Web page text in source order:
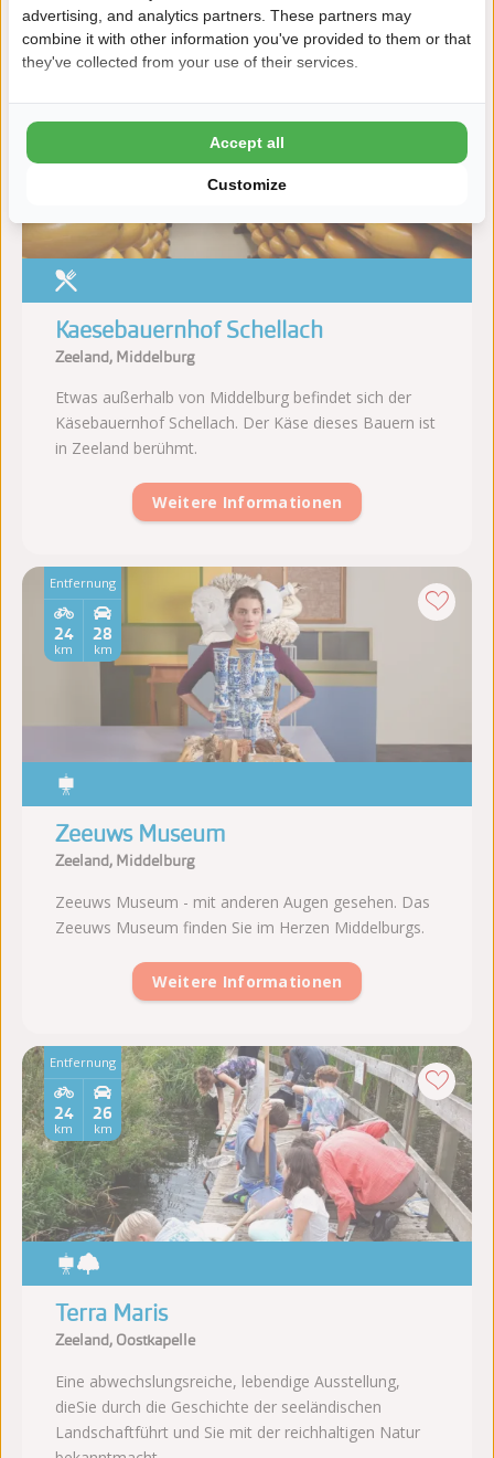
Kaesebauernhof Schellach
Zeeland, Middelburg
Etwas außerhalb von Middelburg befindet sich der
Käsebauernhof Schellach. Der Käse dieses Bauern ist
in Zeeland berühmt.
Weitere Informationen
Entfernung
28
km
24
km
Zeeuws Museum
Zeeland, Middelburg
Zeeuws Museum - mit anderen Augen gesehen. Das
Zeeuws Museum finden Sie im Herzen Middelburgs.
Weitere Informationen
Entfernung
26
km
24
km
Terra Maris
Zeeland, Oostkapelle
Eine abwechslungsreiche, lebendige Ausstellung,
dieSie durch die Geschichte der seeländischen
Landschaftführt und Sie mit der reichhaltigen Natur
advertising, and analytics partners. These partners may
combine it with other information you've provided to them or that
they've collected from your use of their services.
Customize
Accept all